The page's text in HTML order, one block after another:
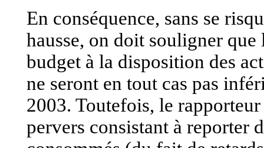
En conséquence, sans se
hausse, on doit souligner
budget à la disposition des
ne seront en tout cas pas
2003. Toutefois, le
pervers consistant à reporter